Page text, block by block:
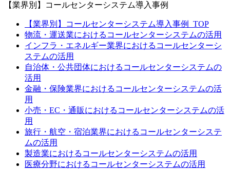
【業界別】コールセンターシステム導入事例
【業界別】コールセンターシステム導入事例_TOP
物流・運送業におけるコールセンターシステムの活用
インフラ・エネルギー業界におけるコールセンターシ
ステムの活用
自治体・公共団体におけるコールセンターシステムの
活用
金融・保険業界におけるコールセンターシステムの活
用
小売・EC・通販におけるコールセンターシステムの活
用
旅行・航空・宿泊業界におけるコールセンターシステ
ムの活用
製造業におけるコールセンターシステムの活用
医療分野におけるコールセンターシステムの活用